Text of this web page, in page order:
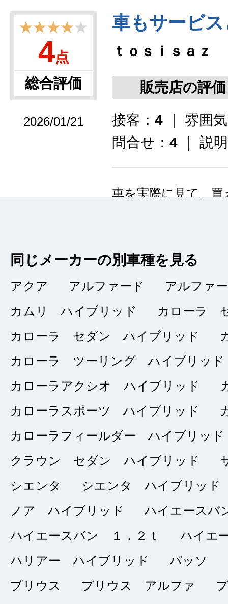
★★★★★
4点
総合評価
2026/01/21
車もサービ
ｔｏｓｉｓａｚ
販売店の評価
接客： 4 ｜ 雰囲
問合せ： 4 ｜ 説
車を実際に見て、
★★★★ ★
4
2025/08/22
タイトルなし
ｋｙｍｍ
販売店の評価
接客：4 ｜ 雰囲
問合せ：4｜ 説
探していた車種が
りました。店員さ
感が持てました。
同じメーカーの別車種を見る
アクア アルファード
アルファ
カムリ ハイブリッド
カローラ
カローラ セダン ハイブリッド
カローラ ツーリング ハイブリッド
カローラアクシオ ハイブリッド
カローラスポーツ ハイブリッド
カローラフィールダー ハイブリッド
クラウン セダン ハイブリッド
シエンタ
シエンタ ハイブリッド
ノア ハイブリッド
ハイエースバ
ハイエースバン １．２ｔ
ハイエ
ハリアー ハイブリッド
パッソ
プリウス
プリウス アルファ